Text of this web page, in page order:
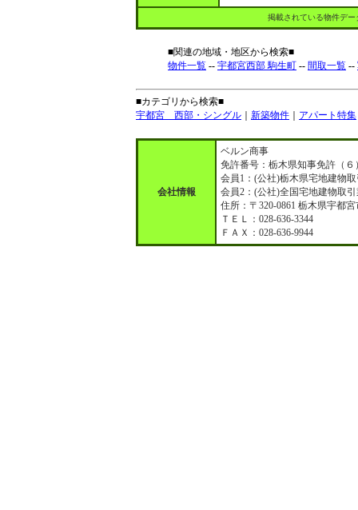
掲載されている物件デ
■関連の地域・地区から検索■
物件一覧 -- 宇都宮西部 駒生町 -- 間取一覧 --
■カテゴリから検索■
宇都宮 西部・シングル ｜ 新築物件 ｜ アパート特集
会社情報
ベルン商事
免許番号：栃木県知事免許（６
会員1：(公社)栃木県宅地建物
会員2：(公社)全国宅地建物取
住所：〒320-0861 栃木県宇都
ＴＥＬ：028-636-3344
ＦＡＸ：028-636-9944